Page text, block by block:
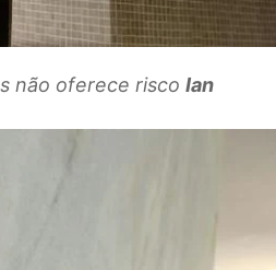
não oferece risco Ian